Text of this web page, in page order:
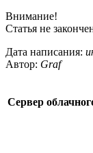
Внимание!
Статья не
Дата написания:
Автор: Graf
Сервер